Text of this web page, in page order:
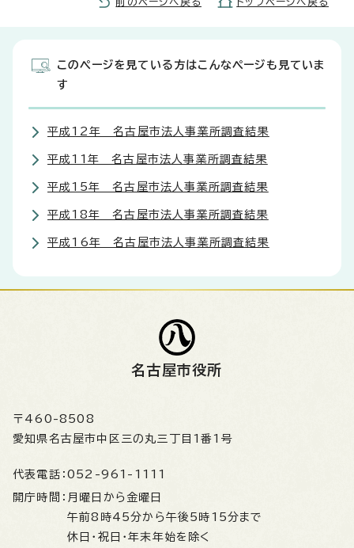
このページを見ている方はこんなページも見ていま
す
平成12年 名古屋市法人事業所調査結果
平成11年 名古屋市法人事業所調査結果
平成15年 名古屋市法人事業所調査結果
平成18年 名古屋市法人事業所調査結果
平成16年 名古屋市法人事業所調査結果
名古屋市役所
〒460-8508
愛知県名古屋市中区三の丸三丁目1番1号
代表電話： 052-961-1111
開庁時間： 月曜日から金曜日
午前8時45分から午後5時15分まで
休日・祝日・年末年始を除く